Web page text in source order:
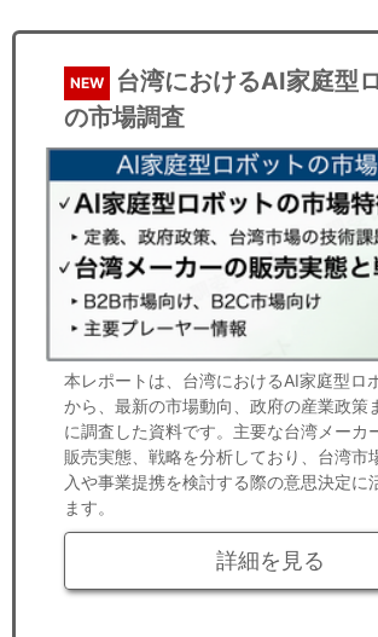
NEW
台湾におけるAI家庭型
の市場調査
本レポートは、台湾におけるAI家庭型ロ
から、最新の市場動向、政府の産業政策
に調査した資料です。主要な台湾メーカ
販売実態、戦略を分析しており、台湾市
入や事業提携を検討する際の意思決定に
ます。
詳細を見る